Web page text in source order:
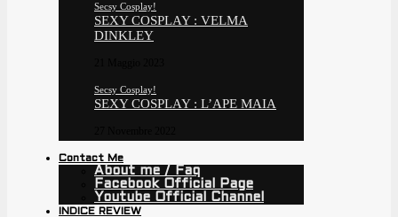
Secsy Cosplay!
SEXY COSPLAY : VELMA
DINKLEY
Secsy Cosplay!
SEXY COSPLAY : L’APE MAIA
Contact Me
About me / Faq
Facebook Official Page
Youtube Official Channel
INDICE REVIEW